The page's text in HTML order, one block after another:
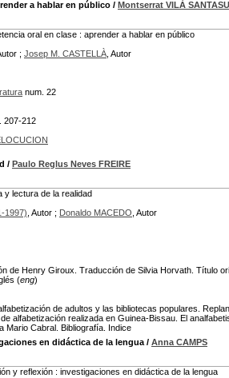
a hablar en público / Montserrat VILÀ
oral en clase : aprender a hablar en público
; Josep M. CASTELLÀ , Autor
num. 22
207-212
/ Paulo Reglus Neves FREIRE
y lectura de la realidad
1997) , Autor ; Donaldo MACEDO , Autor
de Henry Giroux. Traducción de Silvia Horvath. Título
(eng)
de adultos y las bibliotecas populares.
alfabetización realizada en Guinea-Bissau. El
Mario Cabral. Bibliografía. Indice
en didáctica de la lengua / Anna CAMPS
y reflexión : investigaciones en didáctica de la lengua